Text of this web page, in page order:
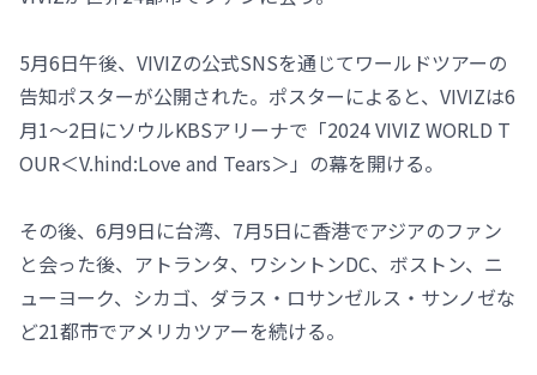
5月6日午後、VIVIZの公式SNSを通じてワールドツアーの
告知ポスターが公開された。ポスターによると、VIVIZは6
月1～2日にソウルKBSアリーナで「2024 VIVIZ WORLD T
OUR＜V.hind:Love and Tears＞」の幕を開ける。
その後、6月9日に台湾、7月5日に香港でアジアのファン
と会った後、アトランタ、ワシントンDC、ボストン、ニ
ューヨーク、シカゴ、ダラス・ロサンゼルス・サンノゼな
ど21都市でアメリカツアーを続ける。